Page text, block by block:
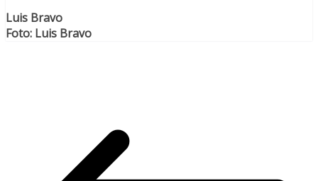
Luis Bravo
Foto: Luis Bravo